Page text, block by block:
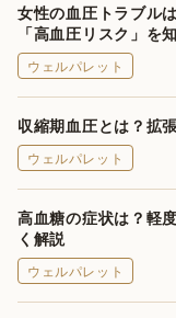
女性の血圧トラブル
「高血圧リスク」を
ウェルパレット
収縮期血圧とは？拡
ウェルパレット
高血糖の症状は？軽
く解説
ウェルパレット